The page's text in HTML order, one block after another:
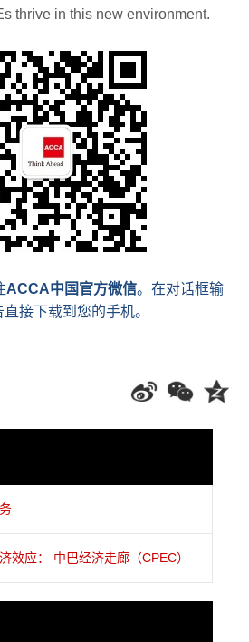
thrive in this new environment.
ACCA中国官方微信。在对话框输
接下载到您的手机。
效应： 中巴经济走廊（CPEC）